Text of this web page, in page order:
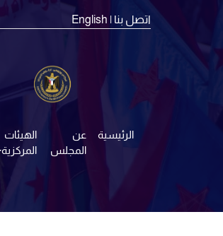
اتصل بنا | English
الرئيسية
عن
المجلس
الهيئات
المركزية